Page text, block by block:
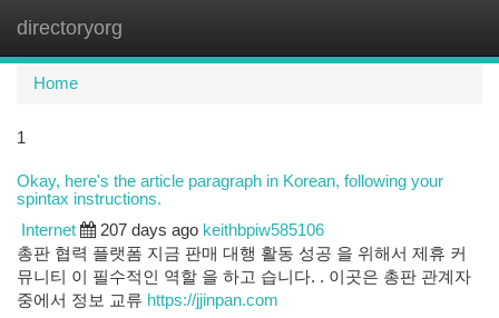
directoryorg
Home
1
Okay, here's the article paragraph in Korean, following your
spintax instructions.
Internet 207 days ago keithbpiw585106
총판 협력 플랫폼 지금 판매 대행 활동 성공 을 위해서 제휴 커
뮤니티 이 필수적인 역할 을 하고 습니다. . 이곳은 총판 관계자
중에서 정보 교류 https://jjinpan.com